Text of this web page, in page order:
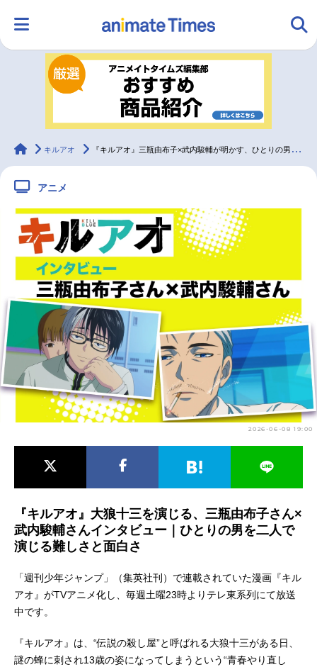
ランキング アニメ
ラジオ
2.5次元 配信・Vtuber トレンド
最新記事一覧
アニメ記事一覧
アニメ映画一覧 実写化映画一覧
今期アニメ曜日別一覧
春アニメ 夏アニメ
男性声優/女性声優一覧
animateTimes
キルアオ 『キルアオ』三瓶由布子×武内駿輔が明かす、ひとりの男を二人で演じる難しさと面白さ【インタビュー】
アニメ
2026-06-08 19:00
『キルアオ』大狼十三を演じる、三瓶由布子さん×
武内駿輔さんインタビュー｜ひとりの男を二人で
演じる難しさと面白さ
「週刊少年ジャンプ」（集英社刊）で連載されていた漫画『キル
アオ』がTVアニメ化し、毎週土曜23時よりテレ東系列にて放送
中です。
『キルアオ』は、“伝説の殺し屋”と呼ばれる大狼十三がある日、
謎の蜂に刺され13歳の姿になってしまうという“青春やり直し